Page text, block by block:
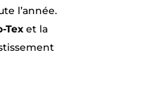
l’année.
Tex et la